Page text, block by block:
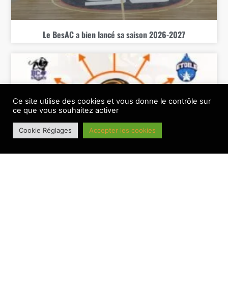
Le BesAC a bien lancé sa saison 2026-2027
Ce site utilise des cookies et vous donne le contrôle sur
ce que vous souhaitez activer
Cookie Réglages Accepter les cookies